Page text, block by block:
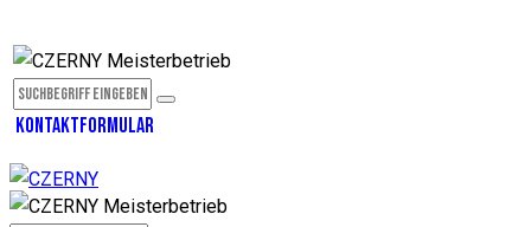
facebook
KONTAKTFORMULAR